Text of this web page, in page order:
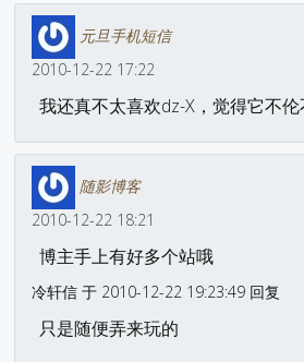
元旦手机短信
2010-12-22 17:22
我还真不太喜欢dz-X，觉得它不伦
随影博客
2010-12-22 18:21
博主手上有好多个站哦
冷轩信 于 2010-12-22 19:23:49 回复
只是随便弄来玩的